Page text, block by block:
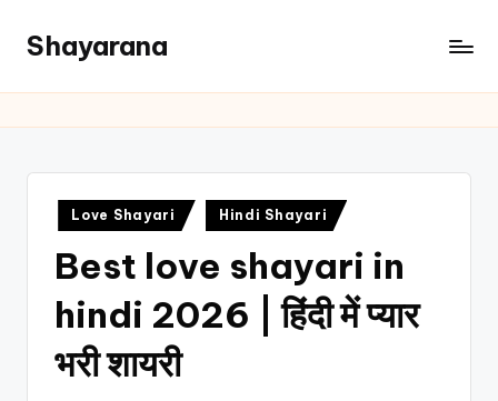
Shayarana
Love Shayari Hindi Shayari
Best love shayari in
hindi 2026 | हिंदी में प्यार
भरी शायरी